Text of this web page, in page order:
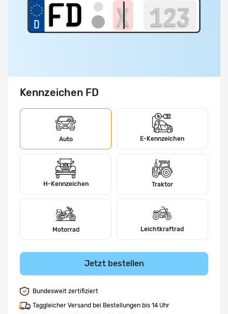
Kennzeichen FD
Auto E-Kennzeichen
H-Kennzeichen Traktor
Motorrad Leichtkraftrad
Jetzt bestellen
Bundesweit zertifiziert
Taggleicher Versand bei Bestellungen bis 14 Uhr